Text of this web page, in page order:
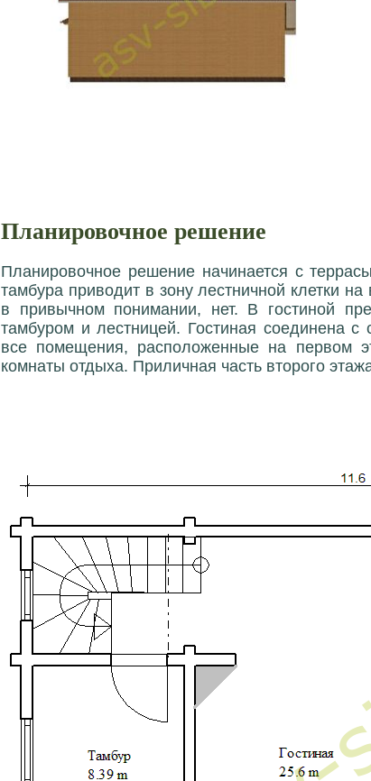
Планировочное решение
Планировочное решение начинается с
тамбура приводит в зону лестничной клетки
в привычном понимании, нет. В гостиной
тамбуром и лестницей. Гостиная соединена
все помещения, расположенные на первом
комнаты отдыха. Приличная часть второго